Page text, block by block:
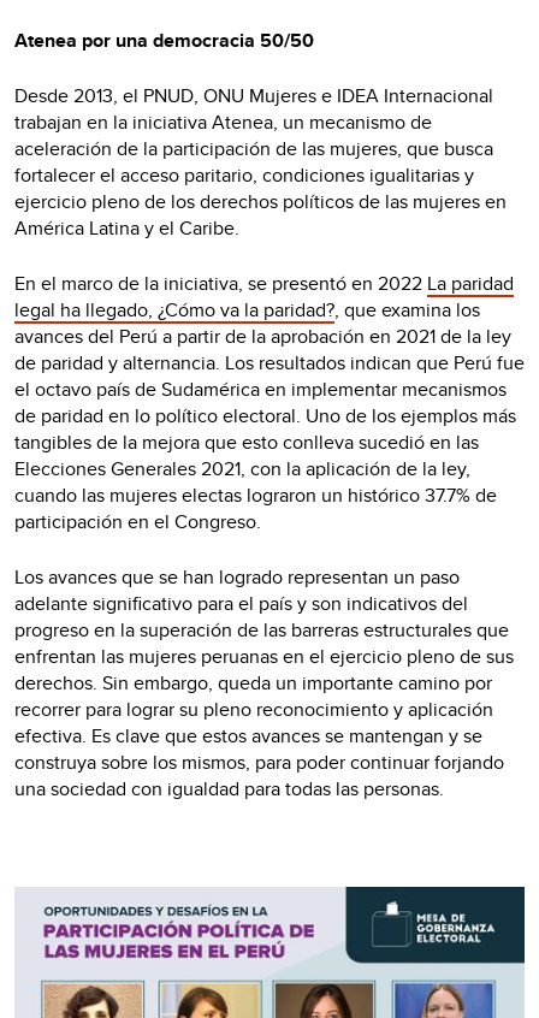
Atenea por una democracia 50/50
Desde 2013, el PNUD, ONU Mujeres e IDEA Internacional
trabajan en la iniciativa Atenea, un mecanismo de
aceleración de la participación de las mujeres, que busca
fortalecer el acceso paritario, condiciones igualitarias y
ejercicio pleno de los derechos políticos de las mujeres en
América Latina y el Caribe.
En el marco de la iniciativa, se presentó en 2022 La paridad
legal ha llegado, ¿Cómo va la paridad?, que examina los
avances del Perú a partir de la aprobación en 2021 de la ley
de paridad y alternancia. Los resultados indican que Perú fue
el octavo país de Sudamérica en implementar mecanismos
de paridad en lo político electoral. Uno de los ejemplos más
tangibles de la mejora que esto conlleva sucedió en las
Elecciones Generales 2021, con la aplicación de la ley,
cuando las mujeres electas lograron un histórico 37.7% de
participación en el Congreso.
Los avances que se han logrado representan un paso
adelante significativo para el país y son indicativos del
progreso en la superación de las barreras estructurales que
enfrentan las mujeres peruanas en el ejercicio pleno de sus
derechos. Sin embargo, queda un importante camino por
recorrer para lograr su pleno reconocimiento y aplicación
efectiva. Es clave que estos avances se mantengan y se
construya sobre los mismos, para poder continuar forjando
una sociedad con igualdad para todas las personas.